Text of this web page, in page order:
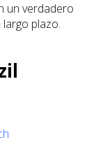
un verdadero
plazo.